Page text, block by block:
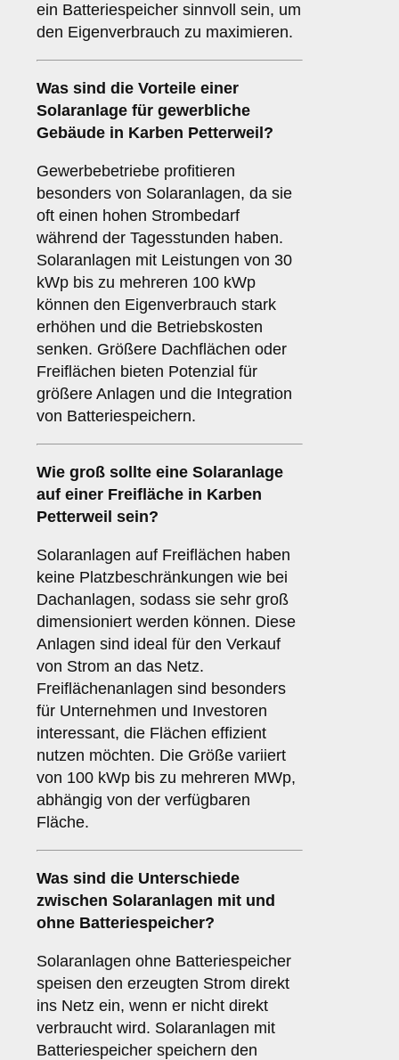
ein Batteriespeicher sinnvoll sein, um
den Eigenverbrauch zu maximieren.
Was sind die Vorteile einer
Solaranlage für gewerbliche
Gebäude in Karben Petterweil?
Gewerbebetriebe profitieren
besonders von Solaranlagen, da sie
oft einen hohen Strombedarf
während der Tagesstunden haben.
Solaranlagen mit Leistungen von 30
kWp bis zu mehreren 100 kWp
können den Eigenverbrauch stark
erhöhen und die Betriebskosten
senken. Größere Dachflächen oder
Freiflächen bieten Potenzial für
größere Anlagen und die Integration
von Batteriespeichern.
Wie groß sollte eine Solaranlage
auf einer Freifläche in Karben
Petterweil sein?
Solaranlagen auf Freiflächen haben
keine Platzbeschränkungen wie bei
Dachanlagen, sodass sie sehr groß
dimensioniert werden können. Diese
Anlagen sind ideal für den Verkauf
von Strom an das Netz.
Freiflächenanlagen sind besonders
für Unternehmen und Investoren
interessant, die Flächen effizient
nutzen möchten. Die Größe variiert
von 100 kWp bis zu mehreren MWp,
abhängig von der verfügbaren
Fläche.
Was sind die Unterschiede
zwischen Solaranlagen mit und
ohne Batteriespeicher?
Solaranlagen ohne Batteriespeicher
speisen den erzeugten Strom direkt
ins Netz ein, wenn er nicht direkt
verbraucht wird. Solaranlagen mit
Batteriespeicher speichern den